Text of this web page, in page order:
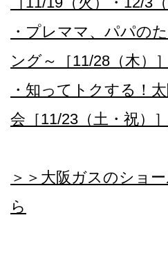
・プレママ、パパの
ング～［11/28（木）］
・知ってトクする！
会［11/23（土・祝）］
＞＞大阪ガスのショ
ら